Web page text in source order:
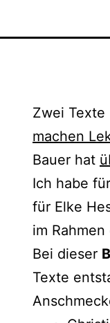
Zwei Texte
machen
Bauer hat
Ich habe
für Elke
im Rahmen
Bei die­ser
Texte